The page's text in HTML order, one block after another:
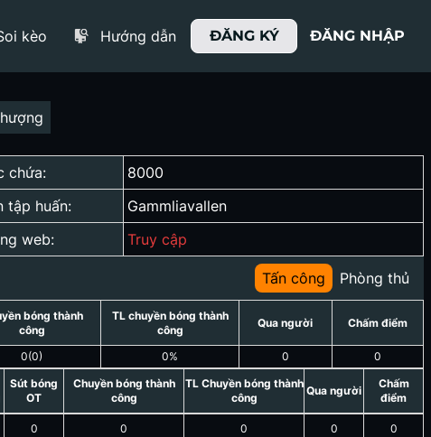
kèo Hướng dẫn ĐĂNG KÝ ĐĂNG NHẬP
chứa:
8000
tập huấn:
Gammliavallen
web: Truy cập
Tấn công Phòng thủ
bóng thành
công
0(0)
TL chuyền bóng thành
công
0%
Qua người
0
Chấm điểm
0
Sút bóng
OT
Chuyền bóng thành
công
TL Chuyền bóng thành
công
Qua người
Chấm
điểm
0 0 0 0 0